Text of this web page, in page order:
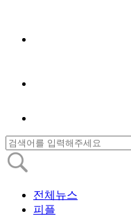
전체뉴스
피플